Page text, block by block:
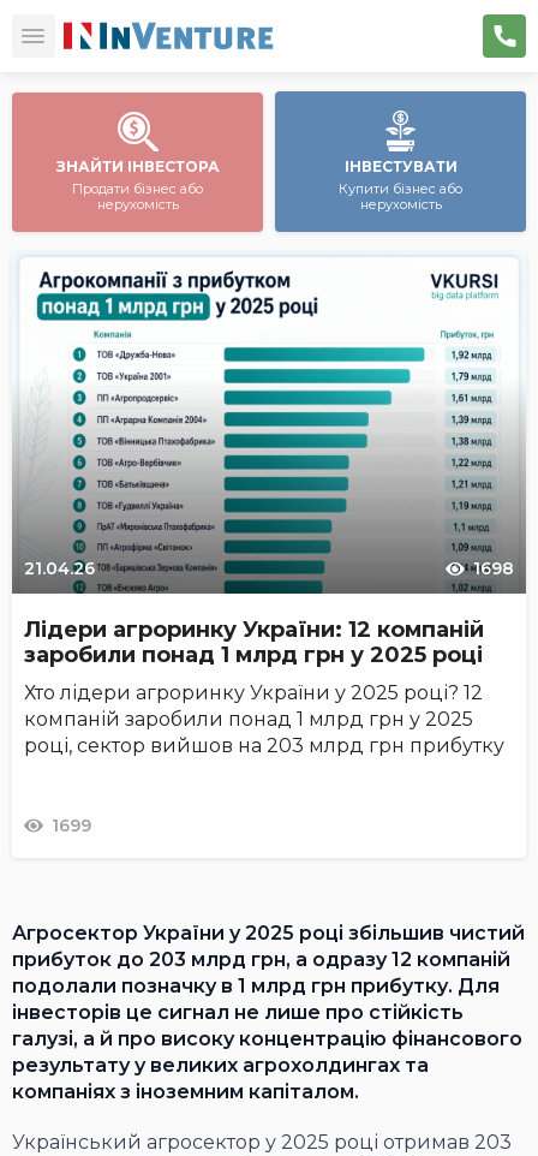
ЗНАЙТИ ІНВЕСТОРА
Продати бізнес або
нерухомість
ІНВЕСТУВАТИ
Купити бізнес або
нерухомість
21.04.26 1698
Лідери агроринку України: 12 компаній
заробили понад 1 млрд грн у 2025 році
Хто лідери агроринку України у 2025 році? 12
компаній заробили понад 1 млрд грн у 2025
році, сектор вийшов на 203 млрд грн прибутку
1699
Агросектор України у 2025 році збільшив чистий
прибуток до 203 млрд грн, а одразу 12 компаній
подолали позначку в 1 млрд грн прибутку. Для
інвесторів це сигнал не лише про стійкість
галузі, а й про високу концентрацію фінансового
результату у великих агрохолдингах та
компаніях з іноземним капіталом.
Український агросектор у 2025 році отримав 203